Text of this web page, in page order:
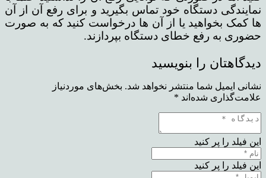
نمایندگی دستگاه خود تماس بگیرید و برای رفع آن از آن
ها کمک بخواهید یا از آن ها درخواست کنید که به صورت
حضوری به رفع خطای دستگاه بپردازند.
دیدگاهتان را بنویسید
نشانی ایمیل شما منتشر نخواهد شد. بخش‌های موردنیاز
علامت‌گذاری شده‌اند *
این فیلد را پر کنید
این فیلد را پر کنید